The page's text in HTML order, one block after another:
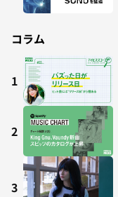
コラム
1
2
3